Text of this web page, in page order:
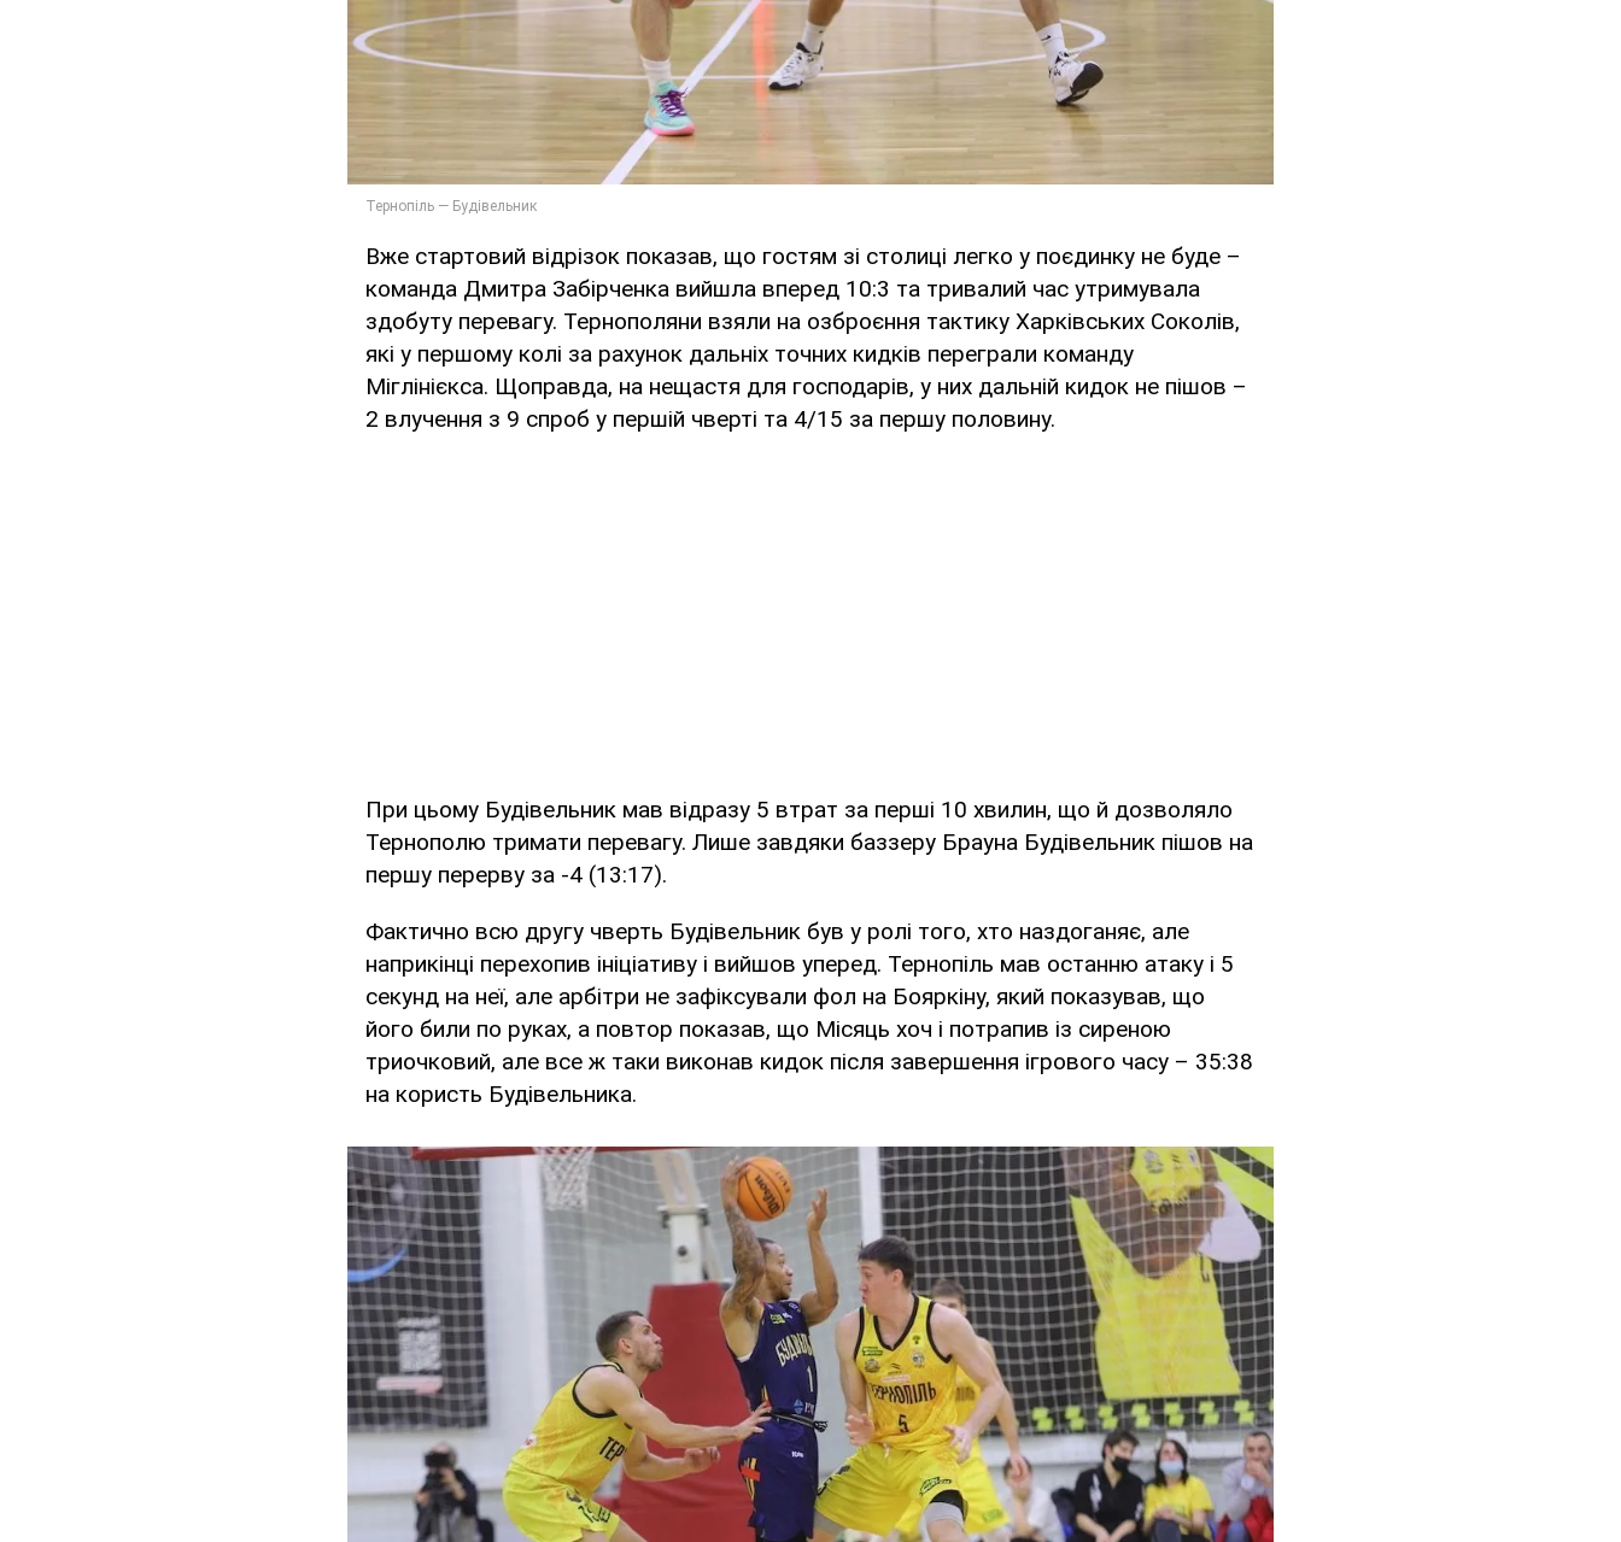
Вже стартовий відрізок показав, що гостям зі столиці легко у поєдинку не буде –
команда Дмитра Забірченка вийшла вперед 10:3 та тривалий час утримувала
здобуту перевагу. Тернополяни взяли на озброєння тактику Харківських Соколів,
які у першому колі за рахунок дальніх точних кидків переграли команду
Міглінієкса. Щоправда, на нещастя для господарів, у них дальній кидок не пішов –
2 влучення з 9 спроб у першій чверті та 4/15 за першу половину.
При цьому Будівельник мав відразу 5 втрат за перші 10 хвилин, що й дозволяло
Тернополю тримати перевагу. Лише завдяки баззеру Брауна Будівельник пішов на
першу перерву за -4 (13:17).
Фактично всю другу чверть Будівельник був у ролі того, хто наздоганяє, але
наприкінці перехопив ініціативу і вийшов уперед. Тернопіль мав останню атаку і 5
секунд на неї, але арбітри не зафіксували фол на Бояркіну, який показував, що
його били по руках, а повтор показав, що Місяць хоч і потрапив із сиреною
триочковий, але все ж таки виконав кидок після завершення ігрового часу – 35:38
на користь Будівельника.